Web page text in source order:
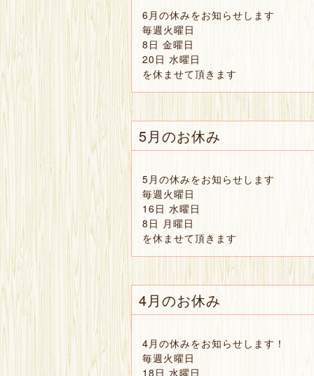
6月の休みをお知らせします
毎週火曜日
8日 金曜日
20日 水曜日
を休ませて頂きます
5月のお休み
5月の休みをお知らせします
毎週火曜日
16日 水曜日
8日 月曜日
を休ませて頂きます
4月のお休み
4月の休みをお知らせします！
毎週火曜日
18日 水曜日